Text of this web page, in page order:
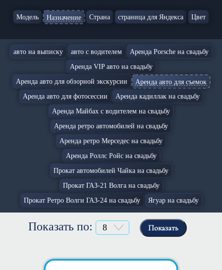
Модель Назначение Страна страница для Яндекса Цвет
авто на выписку авто с водителем
Аренда Porsche на свадьбу
Аренда VIP авто на свадьбу
Аренда авто для обзорной экскурсии
Аренда авто для съемок
Аренда авто для фотосессии
Аренда кадиллак на свадьбу
Аренда Майбах с водителем на свадьбу
Аренда ретро автомобилей на свадьбу
Аренда ретро Мерседес на свадьбу
Аренда Роллс Ройс на свадьбу
Прокат автомобилей Чайка на свадьбу
Прокат ГАЗ-21 Волга на свадьбу
Прокат Ретро Волги ГАЗ-24 на свадьбу
Ягуар на свадьбу
Показать по: Показать